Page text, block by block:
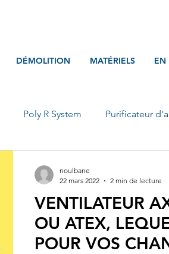
DÉMOLITION MATÉRIELS EN
Poly R System Purificateur
VENTILATEUR
OU ATEX,
POUR VOS
noulbane
22 mars 2022
2 min de lecture